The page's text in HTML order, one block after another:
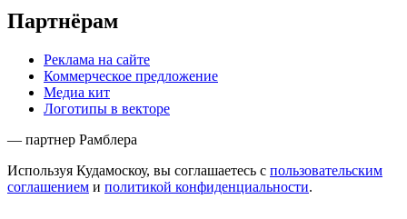
Партнёрам
Реклама на сайте
Коммерческое предложение
Медиа кит
Логотипы в векторе
— партнер Рамблера
Используя Кудамоскоу, вы соглашаетесь с пользовательским
соглашением и политикой конфиденциальности.